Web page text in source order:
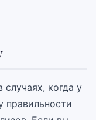
когда у
правильности